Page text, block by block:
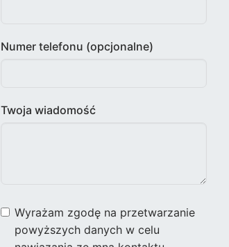
Numer telefonu (opcjonalne)
Twoja wiadomość
Wyrażam zgodę na przetwarzanie
powyższych danych w celu